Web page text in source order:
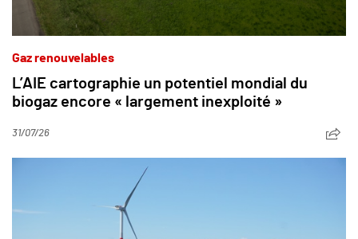
Gaz renouvelables
L’AIE cartographie un potentiel mondial du
biogaz encore « largement inexploité »
31/07/26